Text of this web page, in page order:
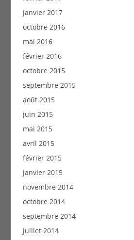
janvier 2017
octobre 2016
mai 2016
février 2016
octobre 2015
septembre 2015
août 2015
juin 2015
mai 2015
avril 2015
février 2015
janvier 2015
novembre 2014
octobre 2014
septembre 2014
juillet 2014